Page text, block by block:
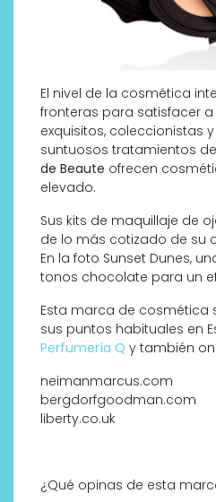
El nivel de la cosmética
fronteras para satisfacer
exquisitos, coleccionistas
suntuosos tratamientos
de Beaute ofrecen
elevado.
Sus kits de maquillaje de
de lo más cotizado de su
En la foto Sunset Dunes,
tonos chocolate para un
Esta marca de cosmética
sus puntos habituales en
Perfumería Q y también
neimanmarcus.com
bergdorfgoodman.com
liberty.co.uk
¿Qué opinas de esta